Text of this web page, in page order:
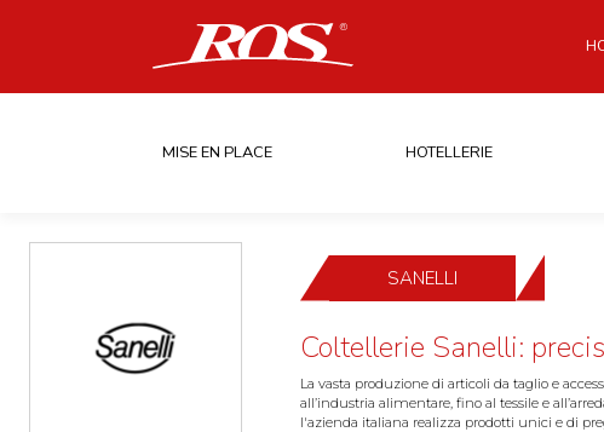
MISE EN PLACE HOTELLERIE
SANELLI
Coltellerie Sanelli:
La vasta produzione di articoli da taglio e
all’industria alimentare, fino al tessile e
l'azienda italiana realizza prodotti unici e di